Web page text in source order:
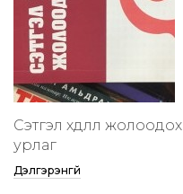
Сэтгэл хөдлөлөө жолоодох
урлаг
Дэлгэрэнгүй